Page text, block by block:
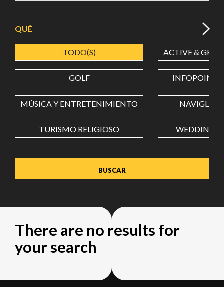
LONGITUD
Value in decimal degrees. Use dot (.) as decimal separator.
QUÉ
TODO(S) ACTIVE &
GOLF INFOPOINT
MÚSICA Y ENTRETENIMIENTO NAVIGLI
TURISMO RELIGIOSO WEDDING
There are no results for
your search